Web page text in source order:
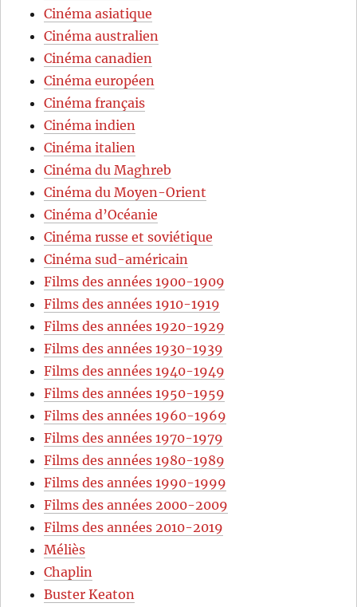
Cinéma asiatique
Cinéma australien
Cinéma canadien
Cinéma européen
Cinéma français
Cinéma indien
Cinéma italien
Cinéma du Maghreb
Cinéma du Moyen-Orient
Cinéma d’Océanie
Cinéma russe et soviétique
Cinéma sud-américain
Films des années 1900-1909
Films des années 1910-1919
Films des années 1920-1929
Films des années 1930-1939
Films des années 1940-1949
Films des années 1950-1959
Films des années 1960-1969
Films des années 1970-1979
Films des années 1980-1989
Films des années 1990-1999
Films des années 2000-2009
Films des années 2010-2019
Méliès
Chaplin
Buster Keaton